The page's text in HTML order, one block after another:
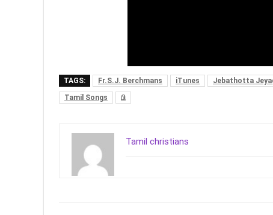
TAGS: Fr.S.J. Berchmans iTunes Jebathotta
Tamil Songs
பி
Tamil christians